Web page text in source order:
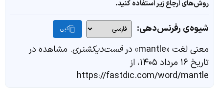
روش‌های ارجاع زیر استفاده کنید.
شیوه‌ی رفرنس‌دهی: کپی
معنی لغت «mantle» در فست‌دیکشنری. مشاهده در
تاریخ ۱۶ مرداد ۱۴۰۵، از
https://fastdic.com/word/mantle